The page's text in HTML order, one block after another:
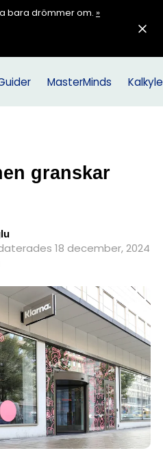
bara drömmer om. »
MasterMinds
granskar
18 december, 2024